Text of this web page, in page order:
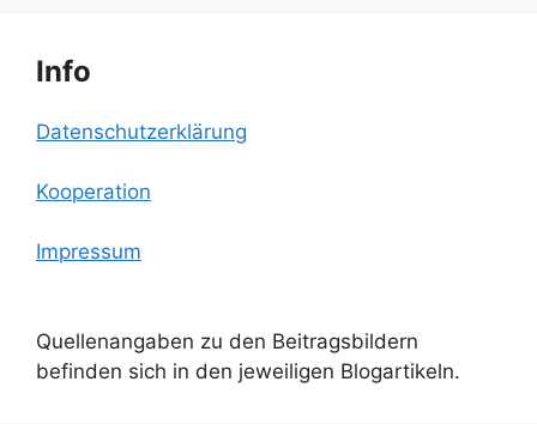
Info
Datenschutzerklärung
Kooperation
Impressum
Quellenangaben zu den Beitragsbildern
befinden sich in den jeweiligen Blogartikeln.